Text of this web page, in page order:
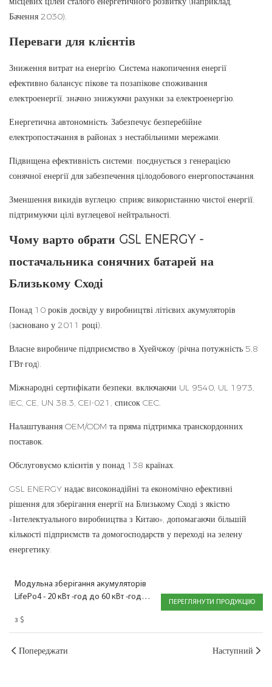
Бачення 2030).
Переваги для клієнтів
Зниження витрат на енергію: Система накопичення енергії
ефективно балансує пікове та позапікове споживання
електроенергії, значно знижуючи рахунки за електроенергію.
Енергетична автономність: Забезпечує безперебійне
електропостачання в районах з нестабільними мережами.
Підвищена ефективність системи: поєднується з генерацією
сонячної енергії для забезпечення цілодобового енергопостачання.
Зменшення викидів вуглецю: сприяє використанню чистої енергії,
підтримуючи цілі вуглецевої нейтральності.
Чому варто обрати GSL ENERGY -
постачальника сонячних батарей на
Близькому Сході
Понад 10 років досвіду у виробництві літієвих акумуляторів
(засновано у 2011 році).
Власне виробниче підприємство в Хуейчжоу (річна потужність 5,8
ГВт·год).
Міжнародні сертифікати безпеки, включаючи UL 9540, UL 1973,
IEC, CE, UN 38.3, CEI-021, список CEC.
Налаштування OEM/ODM та пряма підтримка транскордонних
поставок.
Обслуговуємо клієнтів у понад 138 країнах.
GSL ENERGY надає високонадійні та економічно ефективні
рішення для зберігання енергії на Близькому Сході з якістю
«Інтелектуального виробництва з Китаю», допомагаючи більшій
кількості підприємств та домогосподарств у переході на зелену
енергетику.
Модульна зберігання акумуляторів
LifePo4 - 20 кВт -год до 60 кВт -год
телекомунікацій
з $
ПЕРЕГЛЯНУТИ ПРОДУКЦІЮ
Попереджати Наступний